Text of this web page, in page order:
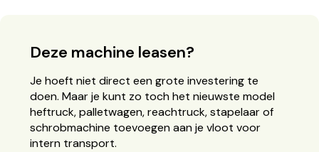
Deze machine leasen?
Je hoeft niet direct een grote investering te
doen. Maar je kunt zo toch het nieuwste model
heftruck, palletwagen, reachtruck, stapelaar of
schrobmachine toevoegen aan je vloot voor
intern transport.